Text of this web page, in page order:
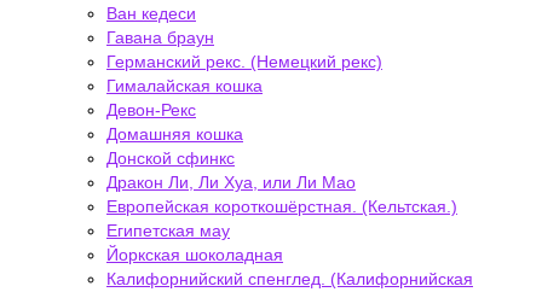
Ван кедеси
Гавана браун
Германский рекс. (Немецкий рекс)
Гималайская кошка
Девон-Рекс
Домашняя кошка
Донской сфинкс
Дракон Ли, Ли Хуа, или Ли Мао
Европейская короткошёрстная. (Кельтская.)
Египетская мау
Йоркская шоколадная
Калифорнийский спенглед. (Калифорнийская